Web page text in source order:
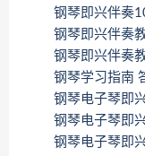
钢琴即兴伴奏
钢琴即兴伴奏教
钢琴即兴伴奏教
钢琴学习指南
钢琴电子琴即兴
钢琴电子琴即兴
钢琴电子琴即兴